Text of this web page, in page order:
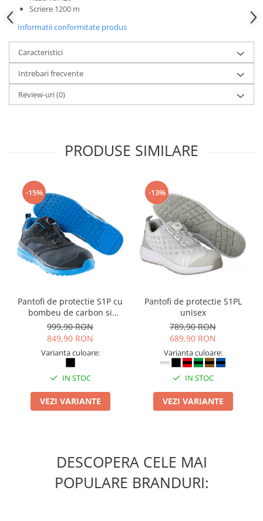
Camasi
Pantaloni
Pantaloni cu pieptar
Hanorace
Jachete
Impermeabile
Veste
Incaltaminte de lucru si protectie
Incaltaminte de oras si munte
Manusi de protectie
Accesorii pentru protectia capului
Casti de protectie
Antifoane
Ochelari de protectie si viziere
Masti de protectie respiratorie
Pachete promotionale
Accesorii pentru protectia muncii
Sosete de lucru
Diverse accesorii
Copii - tricouri si hanorace
Ecrane Interactive
Scriere 1200 m
Informatii conformitate produs
Caracteristici
Intrebari frecvente
Review-uri(0)
PRODUSE SIMILARE
-15%
Pantofi de protectie S1P cu
bombeu de carbon si
inchidere BOAÂ® Fit
999,90 RON
849,90 RON
Varianta culoare:
IN STOC
VEZI VARIANTE
-13%
Pantofi de protectie S1PL
unisex
789,90 RON
689,90 RON
Varianta culoare:
IN STOC
VEZI VARIANTE
DESCOPERA CELE MAI
POPULARE BRANDURI: